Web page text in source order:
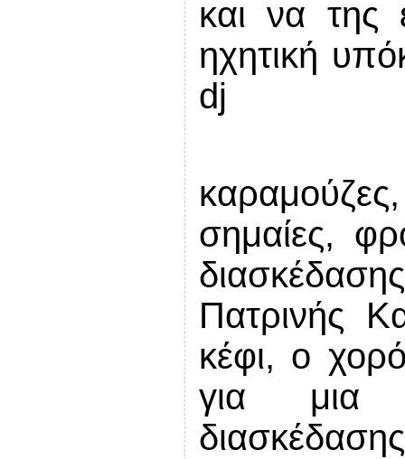
και να της
ηχητική
dj
σημαίες,
Πατρινής
κέφι, ο
για μια